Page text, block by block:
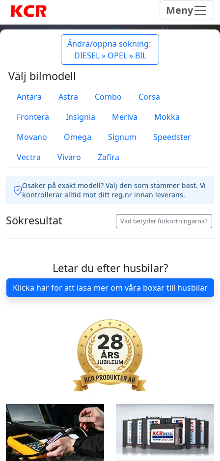
Meny
Ändra/öppna sökning:
DIESEL » OPEL » BIL
Välj bilmodell
Antara Astra Combo
Corsa
Frontera
Insignia Meriva
Mokka
Movano
Omega Signum
Speedster
Vectra
Vivaro Zafira
Osäker på exakt modell? Välj den som stämmer bäst. Vi
kontrollerar alltid mot ditt reg.nr innan leverans.
Sökresultat Vad betyder förkortningarna?
Letar du efter husbilar?
Klicka här för att läsa mer om våra boxar till husbilar